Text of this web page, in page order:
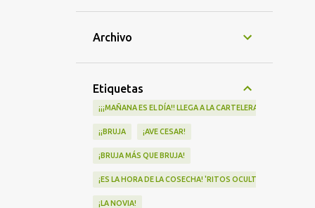
Archivo
Etiquetas
¡¡¡MAÑANA ES EL DÍA!! LLEGA A LA CARTELERA "MAD HEIDI"
¡¡BRUJA ¡AVE CESAR!
¡BRUJA MÁS QUE BRUJA!
¡ES LA HORA DE LA COSECHA! 'RITOS OCULTOS' LLEGA A
¡LA NOVIA!